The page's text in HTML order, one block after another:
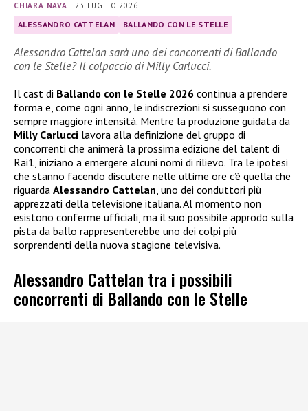
CHIARA NAVA |23 LUGLIO 2026
ALESSANDRO CATTELAN BALLANDO CON LE STELLE
Alessandro Cattelan sarà uno dei concorrenti di Ballando
con le Stelle? Il colpaccio di Milly Carlucci.
Il cast di Ballando con le Stelle 2026 continua a prendere
forma e, come ogni anno, le indiscrezioni si susseguono con
sempre maggiore intensità. Mentre la produzione guidata da
Milly Carlucci lavora alla definizione del gruppo di
concorrenti che animerà la prossima edizione del talent di
Rai1, iniziano a emergere alcuni nomi di rilievo. Tra le ipotesi
che stanno facendo discutere nelle ultime ore c’è quella che
riguarda Alessandro Cattelan, uno dei conduttori più
apprezzati della televisione italiana. Al momento non
esistono conferme ufficiali, ma il suo possibile approdo sulla
pista da ballo rappresenterebbe uno dei colpi più
sorprendenti della nuova stagione televisiva.
Alessandro Cattelan tra i possibili
concorrenti di Ballando con le Stelle